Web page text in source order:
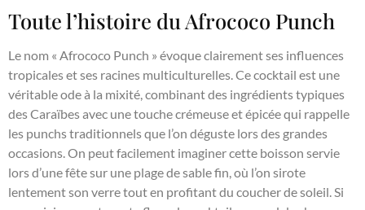
Toute l’histoire du Afrococo Punch
Le nom « Afrococo Punch » évoque clairement ses influences
tropicales et ses racines multiculturelles. Ce cocktail est une
véritable ode à la mixité, combinant des ingrédients typiques
des Caraïbes avec une touche crémeuse et épicée qui rappelle
les punchs traditionnels que l’on déguste lors des grandes
occasions. On peut facilement imaginer cette boisson servie
lors d’une fête sur une plage de sable fin, où l’on sirote
lentement son verre tout en profitant du coucher de soleil. Si